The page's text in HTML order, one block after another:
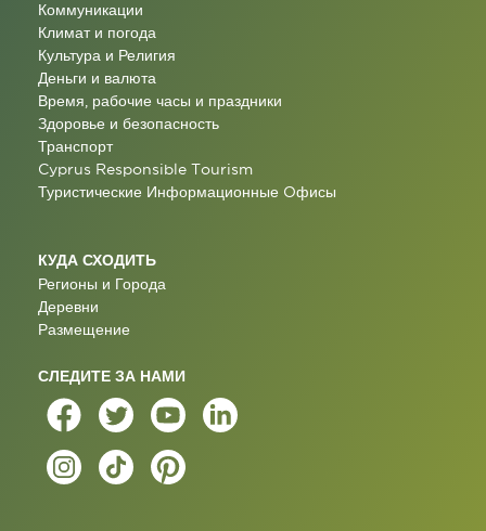
Коммуникации
Климат и погода
Культура и Религия
Деньги и валюта
Время, рабочие часы и праздники
Здоровье и безопасность
Транспорт
Cyprus Responsible Tourism
Туристические Информационные Oфисы
КУДА СХОДИТЬ
Регионы и Города
Деревни
Размещение
СЛЕДИТЕ ЗА НАМИ